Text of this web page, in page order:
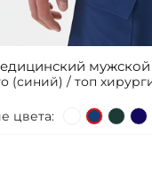
мужской
(синий) / топ
цвета: